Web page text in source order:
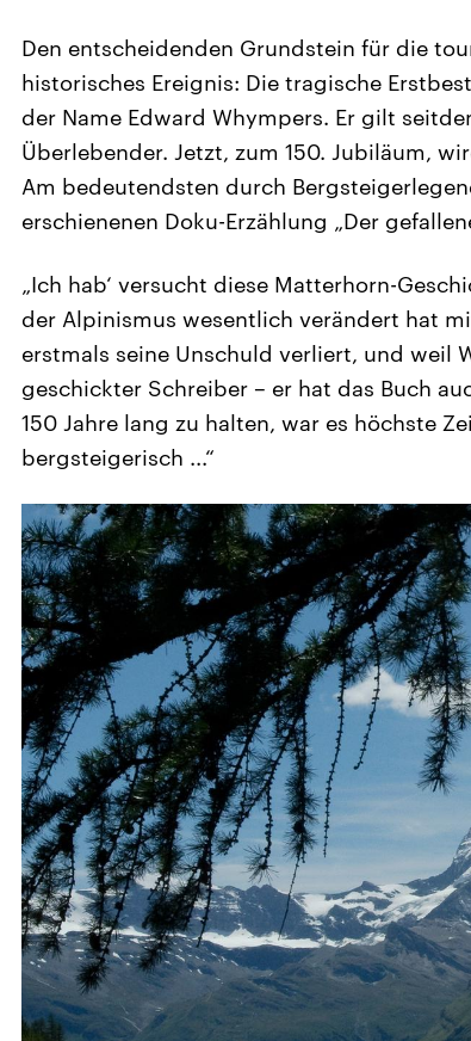
Den entscheidenden Grundstein für die
historisches Ereignis: Die tragische
der Name Edward Whympers. Er gilt
Überlebender. Jetzt, zum 150. Jubiläum,
Am bedeutendsten durch
erschienenen Doku-Erzählung „Der
„Ich hab‘ versucht diese Matterhorn-
der Alpinismus wesentlich verändert hat
erstmals seine Unschuld verliert, und weil
geschickter Schreiber – er hat das Buch
150 Jahre lang zu halten, war es höchste
bergsteigerisch ...“